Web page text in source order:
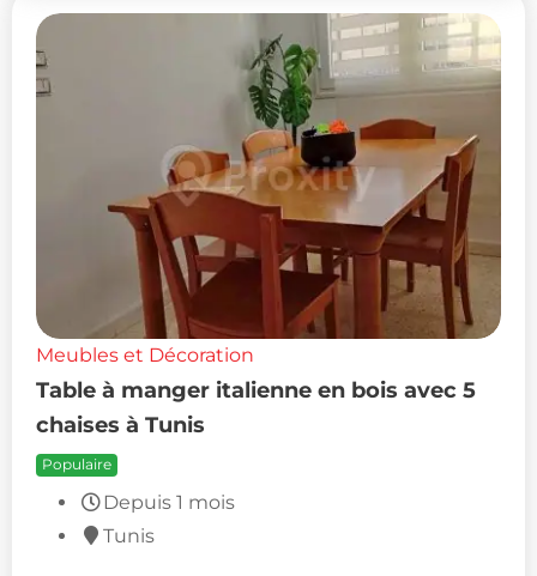
Meubles et Décoration
Table à manger italienne en bois avec 5
chaises à Tunis
Populaire
Depuis 1 mois
Tunis